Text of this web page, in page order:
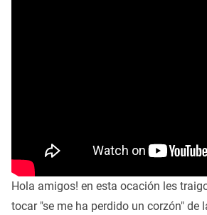
Hola amigos! en esta ocación les
tocar "se me ha perdido un corzón" de